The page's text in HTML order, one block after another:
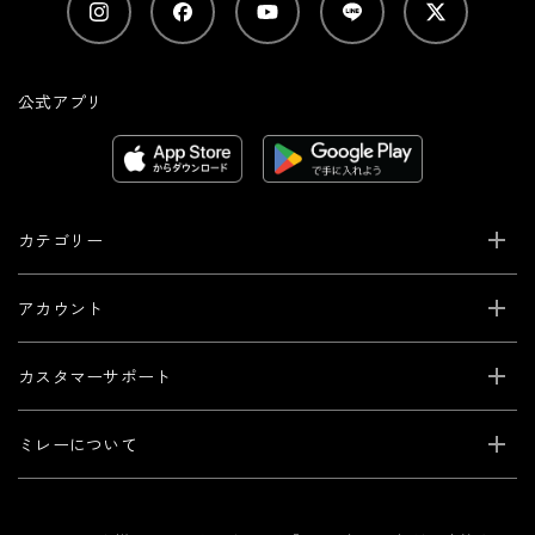
公式アプリ
カテゴリー
アカウント
カスタマーサポート
ミレーについて